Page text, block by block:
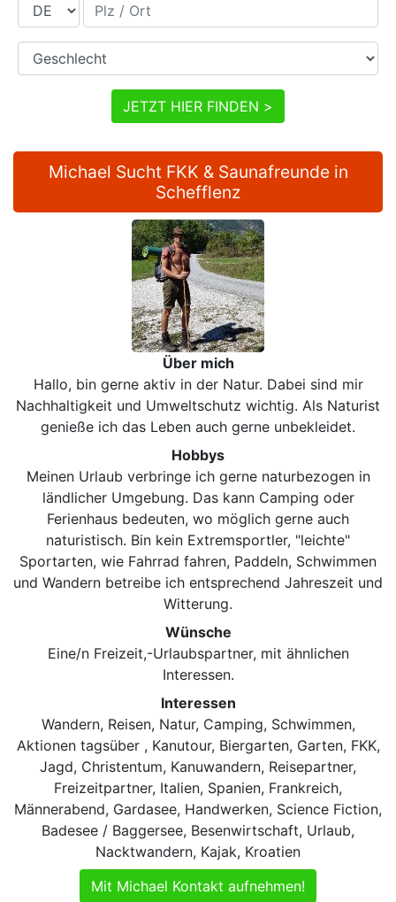
Land Plz / Ort
Geschlecht
JETZT HIER FINDEN >
Michael Sucht FKK & Saunafreunde in
Schefflenz
Über mich
Hallo, bin gerne aktiv in der Natur. Dabei sind mir
Nachhaltigkeit und Umweltschutz wichtig. Als Naturist
genieße ich das Leben auch gerne unbekleidet.
Hobbys
Meinen Urlaub verbringe ich gerne naturbezogen in
ländlicher Umgebung. Das kann Camping oder
Ferienhaus bedeuten, wo möglich gerne auch
naturistisch. Bin kein Extremsportler, "leichte"
Sportarten, wie Fahrrad fahren, Paddeln, Schwimmen
und Wandern betreibe ich entsprechend Jahreszeit und
Witterung.
Wünsche
Eine/n Freizeit,-Urlaubspartner, mit ähnlichen
Interessen.
Interessen
Wandern, Reisen, Natur, Camping, Schwimmen,
Aktionen tagsüber , Kanutour, Biergarten, Garten, FKK,
Jagd, Christentum, Kanuwandern, Reisepartner,
Freizeitpartner, Italien, Spanien, Frankreich,
Männerabend, Gardasee, Handwerken, Science Fiction,
Badesee / Baggersee, Besenwirtschaft, Urlaub,
Nacktwandern, Kajak, Kroatien
Mit Michael Kontakt aufnehmen!